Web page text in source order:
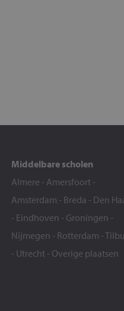
Middelbare scholen
Almere - Amersfoort -
Amsterdam - Breda - Den
- Eindhoven - Groningen -
Nijmegen - Rotterdam -
- Utrecht - Overige plaatsen